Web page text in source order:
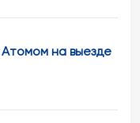
на выезде